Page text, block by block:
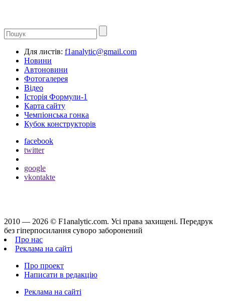
Для листів: f1analytic@gmail.com
Новини
Автоновини
Фотогалерея
Відео
Історія Формули-1
Карта сайту
Чемпіонська гонка
Кубок конструкторів
facebook
twitter
google
vkontakte
2010 — 2026 © F1analytic.com. Усi права захищенi. Передрук
без гіперпосилання суворо заборонений
Про нас
Реклама на сайті
Про проект
Написати в редакцію
Реклама на сайті